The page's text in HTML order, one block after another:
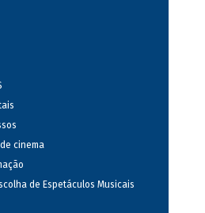
cinema
de Espetáculos Musicais